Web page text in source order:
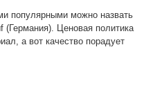
популярными можно назвать
(Германия). Ценовая политика
а вот качество порадует